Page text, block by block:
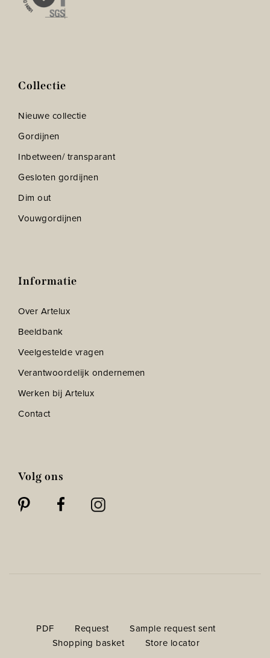
Collectie
Nieuwe collectie
Gordijnen
Inbetween/ transparant
Gesloten gordijnen
Dim out
Vouwgordijnen
Informatie
Over Artelux
Beeldbank
Veelgestelde vragen
Verantwoordelijk ondernemen
Werken bij Artelux
Contact
Volg ons
PDF Request
Sample request sent
Shopping basket
Store locator